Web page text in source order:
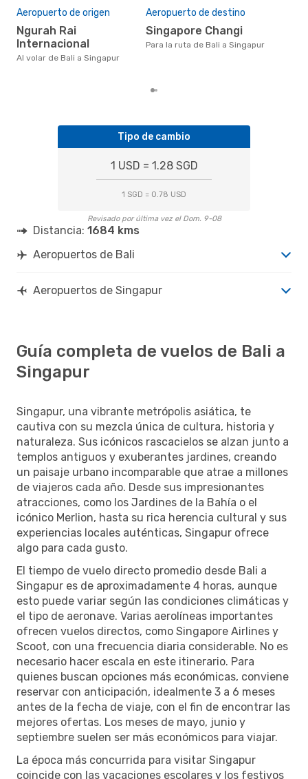
Aeropuerto de origen
Ngurah Rai
Internacional
Al volar de Bali a Singapur
Aeropuerto de destino
Singapore Changi
Para la ruta de Bali a Singapur
Tipo de cambio
1 USD = 1.28 SGD
1 SGD = 0.78 USD
Revisado por última vez el Dom. 9-08
Distancia: 1684 kms
Aeropuertos de Bali
Aeropuertos de Singapur
Guía completa de vuelos de Bali a
Singapur
Singapur, una vibrante metrópolis asiática, te
cautiva con su mezcla única de cultura, historia y
naturaleza. Sus icónicos rascacielos se alzan junto a
templos antiguos y exuberantes jardines, creando
un paisaje urbano incomparable que atrae a millones
de viajeros cada año. Desde sus impresionantes
atracciones, como los Jardines de la Bahía o el
icónico Merlion, hasta su rica herencia cultural y sus
experiencias locales auténticas, Singapur ofrece
algo para cada gusto.
El tiempo de vuelo directo promedio desde Bali a
Singapur es de aproximadamente 4 horas, aunque
esto puede variar según las condiciones climáticas y
el tipo de aeronave. Varias aerolíneas importantes
ofrecen vuelos directos, como Singapore Airlines y
Scoot, con una frecuencia diaria considerable. No es
necesario hacer escala en este itinerario. Para
quienes buscan opciones más económicas, conviene
reservar con anticipación, idealmente 3 a 6 meses
antes de la fecha de viaje, con el fin de encontrar las
mejores ofertas. Los meses de mayo, junio y
septiembre suelen ser más económicos para viajar.
La época más concurrida para visitar Singapur
coincide con las vacaciones escolares y los festivos